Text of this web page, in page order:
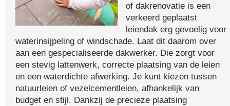
of dakrenovatie is een
verkeerd geplaatst
leiendak erg gevoelig voor
waterinsijpeling of windschade. Laat dit daarom over
aan een gespecialiseerde dakwerker. Die zorgt voor
een stevig lattenwerk, correcte plaatsing van de leien
en een waterdichte afwerking. Je kunt kiezen tussen
natuurleien of vezelcementleien, afhankelijk van
budget en stijl. Dankzij de precieze plaatsing